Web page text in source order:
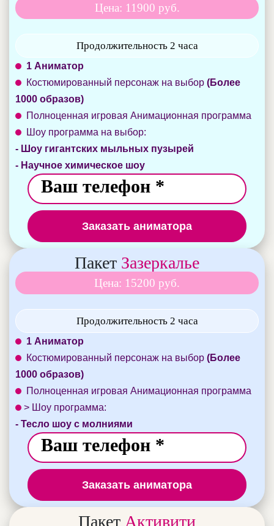
Цена: 11900 руб.
Продолжительность 2 часа
1 Аниматор
Костюмированный персонаж на выбор (Более
1000 образов)
Полноценная игровая Анимационная программа
Шоу программа на выбор:
- Шоу гигантских мыльных пузырей
- Научное химическое шоу
Заказать аниматора
Пакет Зазеркалье
Цена: 15200 руб.
Продолжительность 2 часа
1 Аниматор
Костюмированный персонаж на выбор (Более
1000 образов)
Полноценная игровая Анимационная программа
> Шоу программа:
- Тесло шоу с молниями
Заказать аниматора
Пакет Активити